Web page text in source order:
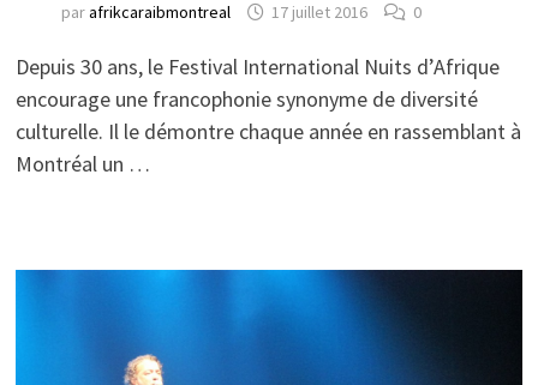
parafrikcaraibmontreal 17 juillet 2016 0
Depuis 30 ans, le Festival International Nuits d’Afrique
encourage une francophonie synonyme de diversité
culturelle. Il le démontre chaque année en rassemblant à
Montréal un …